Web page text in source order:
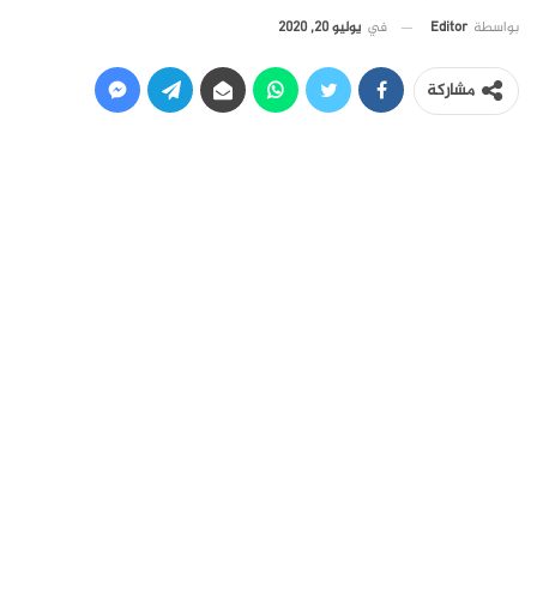
بواسطة Editor في يوليو 20, 2020
مشاركة